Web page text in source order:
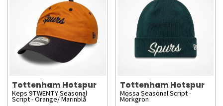
Tottenham Hotspur
Keps 9TWENTY Seasonal
Script - Orange/ Marinblå
Tottenham Hotspur
Mössa Seasonal Script -
Mörkgrön